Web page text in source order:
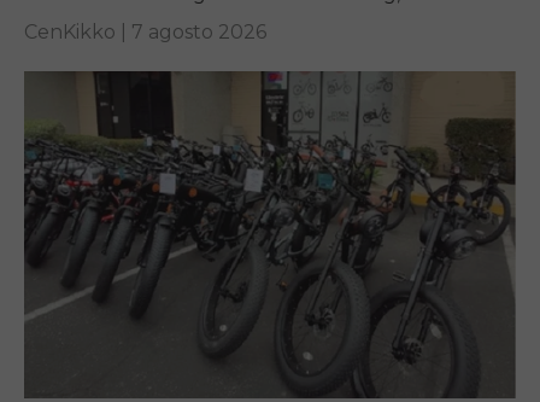
and everyday riding.
CenKikko | 7 agosto 2026